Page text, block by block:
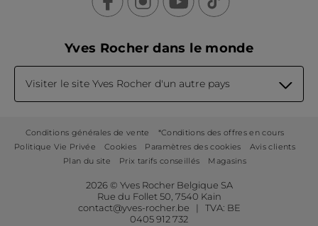
Yves Rocher dans le monde
Visiter le site Yves Rocher d'un autre pays
Conditions générales de vente
*Conditions des offres en cours
Politique Vie Privée
Cookies Paramètres des cookies
Avis clients
Plan du site
Prix tarifs conseillés Magasins
2026 © Yves Rocher Belgique SA
Rue du Follet 50, 7540 Kain
contact@yves-rocher.be | TVA: BE
0405 912 732